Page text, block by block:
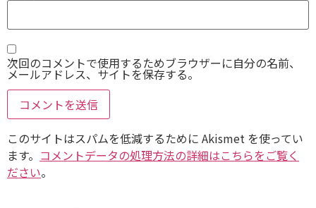
次回のコメントで使用するためブラウザーに自分の名前、
メールアドレス、サイトを保存する。
このサイトはスパムを低減するために Akismet を使ってい
ます。 コメントデータの処理方法の詳細はこちらをご覧く
ださい。